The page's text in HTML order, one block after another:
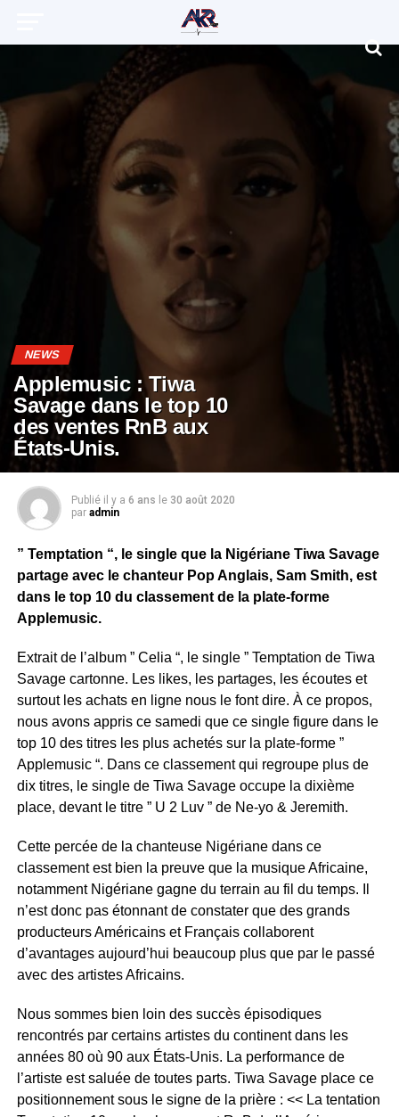
NEWS
Applemusic : Tiwa
Savage dans le top 10
des ventes RnB aux
États-Unis.
Publié il y a 6 ans le 30 août 2020
par admin
” Temptation “, le single que la Nigériane Tiwa Savage
partage avec le chanteur Pop Anglais, Sam Smith, est
dans le top 10 du classement de la plate-forme
Applemusic.
Extrait de l’album ” Celia “, le single ” Temptation de Tiwa
Savage cartonne. Les likes, les partages, les écoutes et
surtout les achats en ligne nous le font dire. À ce propos,
nous avons appris ce samedi que ce single figure dans le
top 10 des titres les plus achetés sur la plate-forme ”
Applemusic “. Dans ce classement qui regroupe plus de
dix titres, le single de Tiwa Savage occupe la dixième
place, devant le titre ” U 2 Luv ” de Ne-yo & Jeremith.
Cette percée de la chanteuse Nigériane dans ce
classement est bien la preuve que la musique Africaine,
notamment Nigériane gagne du terrain au fil du temps. Il
n’est donc pas étonnant de constater que des grands
producteurs Américains et Français collaborent
d’avantages aujourd’hui beaucoup plus que par le passé
avec des artistes Africains.
Nous sommes bien loin des succès épisodiques
rencontrés par certains artistes du continent dans les
années 80 où 90 aux États-Unis. La performance de
l’artiste est saluée de toutes parts. Tiwa Savage place ce
positionnement sous le signe de la prière : << La tentation